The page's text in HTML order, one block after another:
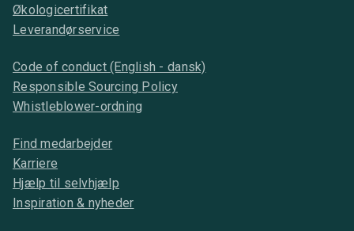
Økologicertifikat
Leverandørservice
Code of conduct (English - dansk)
Responsible Sourcing Policy
Whistleblower-ordning
Find medarbejder
Karriere
Hjælp til selvhjælp
Inspiration & nyheder